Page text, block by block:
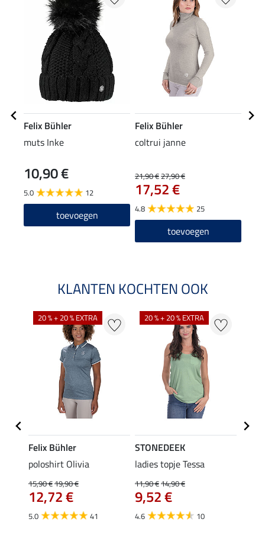
Felix Bühler
muts Inke
10,90 €
5.0 12
toevoegen
Felix Bühler
coltrui janne
21,90 €27,90 €
17,52 €
4.8 25
toevoegen
KLANTEN KOCHTEN OOK
20 % + 20 % EXTRA
Felix Bühler
poloshirt Olivia
15,90 €19,90 €
12,72 €
5.0 41
20 % + 20 % EXTRA
STONEDEEK
ladies topje Tessa
11,90 €14,90 €
9,52 €
4.6 10